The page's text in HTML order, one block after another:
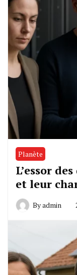
Planète
L’essor
et leur
Byadmin